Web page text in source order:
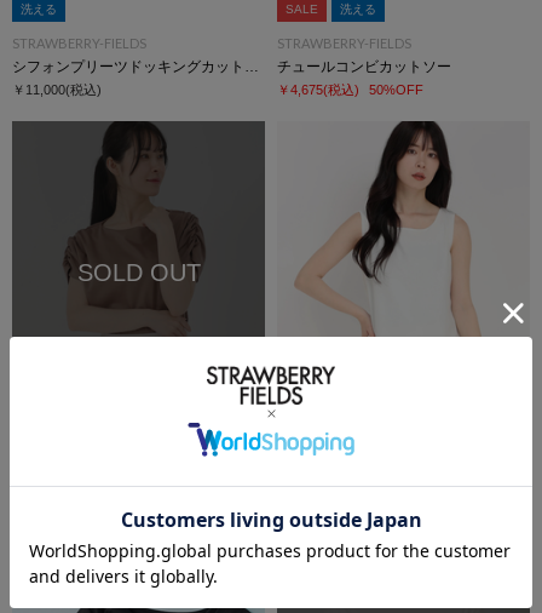
洗える
STRAWBERRY-FIELDS
￥11,000(税込)
SALE 洗える
STRAWBERRY-FIELDS
チュールコンビカットソー
￥4,675(税込) 50%OFF
SOLD OUT
STRAWBERRY-FIELDS
50%OFF
洗える
STRAWBERRY-FIELDS
￥9,350(税込)